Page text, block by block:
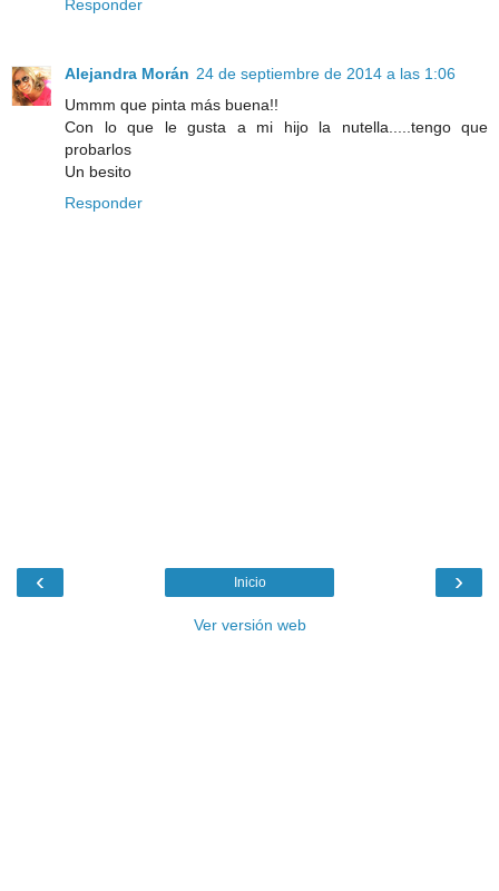
Responder
Alejandra Morán 24 de septiembre de 2014 a las 1:06
Ummm que pinta más buena!!
Con lo que le gusta a mi hijo la nutella.....tengo que
probarlos
Un besito
Responder
‹ ›
Inicio
Ver versión web